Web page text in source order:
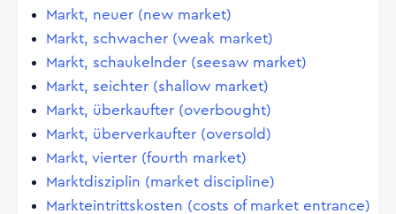
Markt, neuer (new market)
Markt, schwacher (weak market)
Markt, schaukelnder (seesaw market)
Markt, seichter (shallow market)
Markt, überkaufter (overbought)
Markt, überverkaufter (oversold)
Markt, vierter (fourth market)
Marktdisziplin (market discipline)
Markteintrittskosten (costs of market entrance)